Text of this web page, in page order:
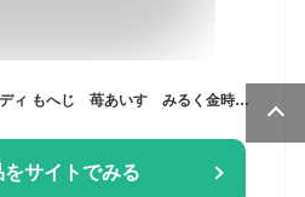
2個セット【苺あいす】 カルディ もへじ 苺あいす みるく金時 苺ミルク 宇治金時 青梅あいす 梅あいす みかんあいす 凍らせておいしい 熊本県 和歌山県 福岡県 北海道産 母の日 父の日 ギフト 話題 SNSで話題 ASMR 成城石井
をサイトでみる